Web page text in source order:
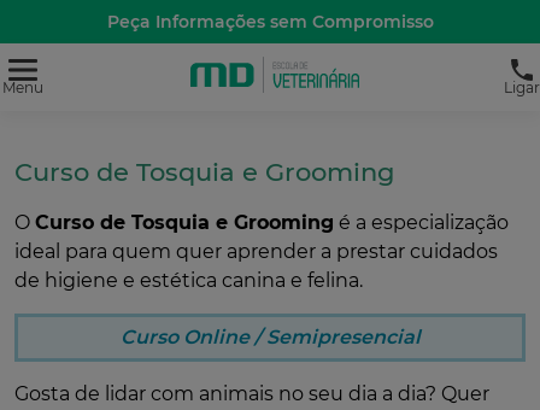
Peça Informações sem Compromisso
Menu Ligar
Curso de Tosquia e Grooming
O Curso de Tosquia e Grooming é a especialização
ideal para quem quer aprender a prestar cuidados
de higiene e estética canina e felina.
Curso Online / Semipresencial
Gosta de lidar com animais no seu dia a dia? Quer